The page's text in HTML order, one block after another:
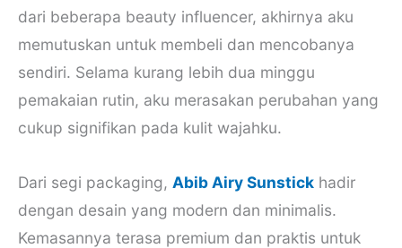
dari beberapa beauty influencer, akhirnya aku
memutuskan untuk membeli dan mencobanya
sendiri. Selama kurang lebih dua minggu
pemakaian rutin, aku merasakan perubahan yang
cukup signifikan pada kulit wajahku.
Dari segi packaging, Abib Airy Sunstick hadir
dengan desain yang modern dan minimalis.
Kemasannya terasa premium dan praktis untuk